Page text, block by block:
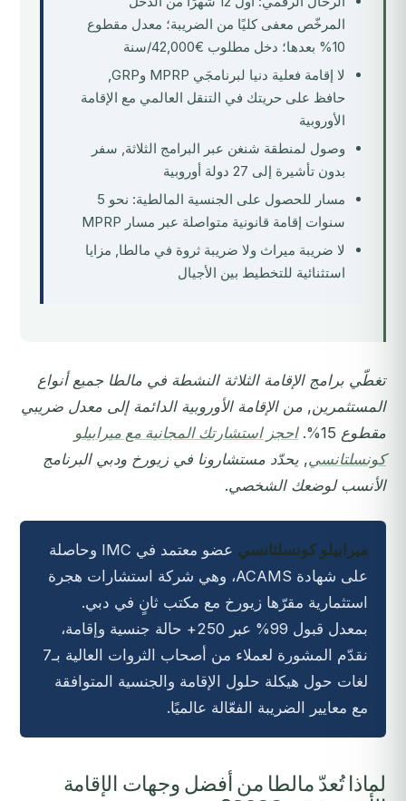
المرخّص معفى كليًا من الضريبة؛ معدل مقطوع
10% بعدها؛ دخل مطلوب €42,000/سنة
لا إقامة فعلية دنيا لبرنامجَي MPRP وGRP,
حافظ على حريتك في التنقل العالمي مع الإقامة
الأوروبية
وصول لمنطقة شنغن عبر البرامج الثلاثة, سفر
بدون تأشيرة إلى 27 دولة أوروبية
مسار للحصول على الجنسية المالطية: نحو 5
سنوات إقامة قانونية متواصلة عبر مسار MPRP
لا ضريبة ميراث ولا ضريبة ثروة في مالطا, مزايا
استثنائية للتخطيط بين الأجيال
تغطّي برامج الإقامة الثلاثة النشطة في مالطا جميع أنواع
المستثمرين, من الإقامة الأوروبية الدائمة إلى معدل ضريبي
مقطوع 15%.
احجز استشارتك المجانية مع ميرابيلو
كونسلتانسي, يحدّد مستشارونا في زيورخ ودبي البرنامج
الأنسب لوضعك الشخصي.
ميرابيلو كونسلتانسي
عضو معتمد في IMC وحاصلة
على شهادة ACAMS، وهي شركة استشارات هجرة
استثمارية مقرّها زيورخ مع مكتب ثانٍ في دبي.
بمعدل قبول 99% عبر 250+ حالة جنسية وإقامة،
نقدّم المشورة لعملاء من أصحاب الثروات العالية بـ7
لغات حول هيكلة حلول الإقامة والجنسية المتوافقة
مع معايير الضريبة الفعّالة عالميًا.
لماذا تُعدّ مالطا من أفضل وجهات الإقامة